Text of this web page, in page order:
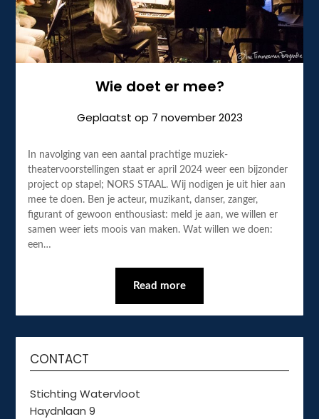
Wie doet er mee?
Geplaatst op 7 november 2023
In navolging van een aantal prachtige muziek-
theatervoorstellingen staat er april 2024 weer een bijzonder
project op stapel; NORS STAAL. Wij nodigen je uit hier aan
mee te doen. Ben je acteur, muzikant, danser, zanger,
figurant of gewoon enthousiast: meld je aan, we willen er
samen weer iets moois van maken. Wat willen we doen:
een…
Read more
CONTACT
Stichting Watervloot
Haydnlaan 9